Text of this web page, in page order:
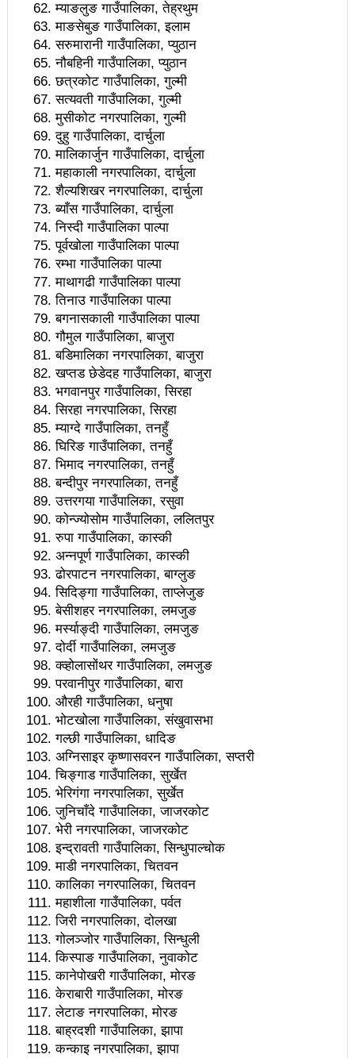
आज भाषा दिवसः बाग्मतीमा नेवारी र तामाङ सरकारी कामकाजी
भाषा लागु
राजनीतिक अधिकारबिना प्रेस स्वतन्त्रता सम्भव छैनः मन्त्री
शर्मा
इमान्दारिताका साथ जनताकाे सेवा गर्न पालिकाका नेता
कार्यकर्तालाई मन्त्री तामाङको निर्देशन
सूचना प्रविधिका क्षेत्रमा लगानी बढाउन आवश्यक नीति, कानुन
बनाउने काम भइरहेको छः मन्त्री शर्मा
जनकलाकार श्रेष्ठ साँस्कृतिक संस्थानको सञ्चालक सदस्यमा
नियुक्त
उल्लु संरक्षक राजु आचार्यलाई बेलायतमा ह्वाइटली अवार्ड
बजेटमा राख्नुपर्ने आमसञ्चारका विषयबारे मन्त्रालयद्वारा सुझाव
संकलन
नेपाललाई सूचना प्रविधिको अन्तर्राष्ट्रिय ‘हब’ बनाउन सकिन्छः
मन्त्री शर्मा
पर्यटन क्षेत्रको विकासका लागि निजीक्षेत्रसँग सहकार्य गरी
नीतिगत सुधार गर्ने छौँ: मन्त्री तामाङ
निकुञ्ज वार्डेनको ज्यादती: मध्यवर्ती क्षेत्र उपभोक्ता समितिलाई
नै बाइपास, काग्रेसले बुझायो प्रजिअलाई ज्ञापनपत्र
ककनीमा अन्तर्राष्ट्रिय प्रदर्शनी केन्द्र बनाउने काम अघि बढ्योः
मन्त्री तामाङ
जाजरकोट र रुकुमपश्चिमका भूकम्पप्रभावित पत्रकारलाई प्रेस
काउन्सिलको इन्टरनेट सहुलियत
विद्युत महशुल निर्धारणका विषयमा स्याङ्जामा सार्वजनिक सुनुवाइ
हुने
कविताः वैशाख
खुला हाप्किडो राष्ट्रिय च्याम्पियनसिपः २३ जिल्लालाई पछि पार्दै
नुवाकोट च्याम्पियन
राष्ट्रियस्तरको हाप्किडो प्रतियोगिता नुवाकोटको बेलकोटगढीमा
पर्यटन क्षेत्रको समस्या समाधानका लागि साझा मुद्दा बनाएर अघि
बढ्नुपर्छः मन्त्री तामाङ
बोगटीको अभाव महशुस भइरहन्छ : प्रधानमन्त्री
गुणस्तरीय काम नहुँदा राज्यलाई अतिरिक्त दायित्व थपियो :
प्रधानमन्त्री
‘भ्युअर्स’को लोभमा सीमाभन्दा बाहिर गएर समाचार नलेख्नुस्ः
म्याङलुङ गाउँपालिका, तेह्रथुम
माङसेबुङ गाउँपालिका, इलाम
सरुमारानी गाउँपालिका, प्युठान
नौबहिनी गाउँपालिका, प्युठान
छत्रकोट गाउँपालिका, गुल्मी
सत्यवती गाउँपालिका, गुल्मी
मुसीकोट नगरपालिका, गुल्मी
दुहु गाउँपालिका, दार्चुला
मालिकार्जुन गाउँपालिका, दार्चुला
महाकाली नगरपालिका, दार्चुला
शैल्यशिखर नगरपालिका, दार्चुला
ब्याँस गाउँपालिका, दार्चुला
निस्दी गाउँपालिका पाल्पा
पूर्वखोला गाउँपालिका पाल्पा
रम्भा गाउँपालिका पाल्पा
माथागढी गाउँपालिका पाल्पा
तिनाउ गाउँपालिका पाल्पा
बगनासकाली गाउँपालिका पाल्पा
गौमुल गाउँपालिका, बाजुरा
बडिमालिका नगरपालिका, बाजुरा
खप्तड छेडेदह गाउँपालिका, बाजुरा
भगवानपुर गाउँपालिका, सिरहा
सिरहा नगरपालिका, सिरहा
म्याग्दे गाउँपालिका, तनहुँ
घिरिङ गाउँपालिका, तनहुँ
भिमाद नगरपालिका, तनहुँ
बन्दीपुर नगरपालिका, तनहुँ
उत्तरगया गाउँपालिका, रसुवा
कोन्ज्योसोम गाउँपालिका, ललितपुर
रुपा गाउँपालिका, कास्की
अन्नपूर्ण गाउँपालिका, कास्की
ढोरपाटन नगरपालिका, बाग्लुङ
सिदिङ्गा गाउँपालिका, ताप्लेजुङ
बेसीशहर नगरपालिका, लमजुङ
मर्स्याङ्दी गाउँपालिका, लमजुङ
दोर्दी गाउँपालिका, लमजुङ
क्व्होलासोंथर गाउँपालिका, लमजुङ
परवानीपुर गाउँपालिका, बारा
औरही गाउँपालिका, धनुषा
भोटखोला गाउँपालिका, संखुवासभा
गल्छी गाउँपालिका, धादिङ
अग्निसाइर कृष्णासवरन गाउँपालिका, सप्तरी
चिङ्गाड गाउँपालिका, सुर्खेत
भेरिगंगा नगरपालिका, सुर्खेत
जुनिचाँदे गाउँपालिका, जाजरकोट
भेरी नगरपालिका, जाजरकोट
इन्द्रावती गाउँपालिका, सिन्धुपाल्चोक
माडी नगरपालिका, चितवन
कालिका नगरपालिका, चितवन
महाशीला गाउँपालिका, पर्वत
जिरी नगरपालिका, दोलखा
गोलञ्जोर गाउँपालिका, सिन्धुली
किस्पाङ गाउँपालिका, नुवाकोट
कानेपोखरी गाउँपालिका, मोरङ
केराबारी गाउँपालिका, मोरङ
लेटाङ नगरपालिका, मोरङ
बाह्रदशी गाउँपालिका, झापा
कन्काइ नगरपालिका, झापा